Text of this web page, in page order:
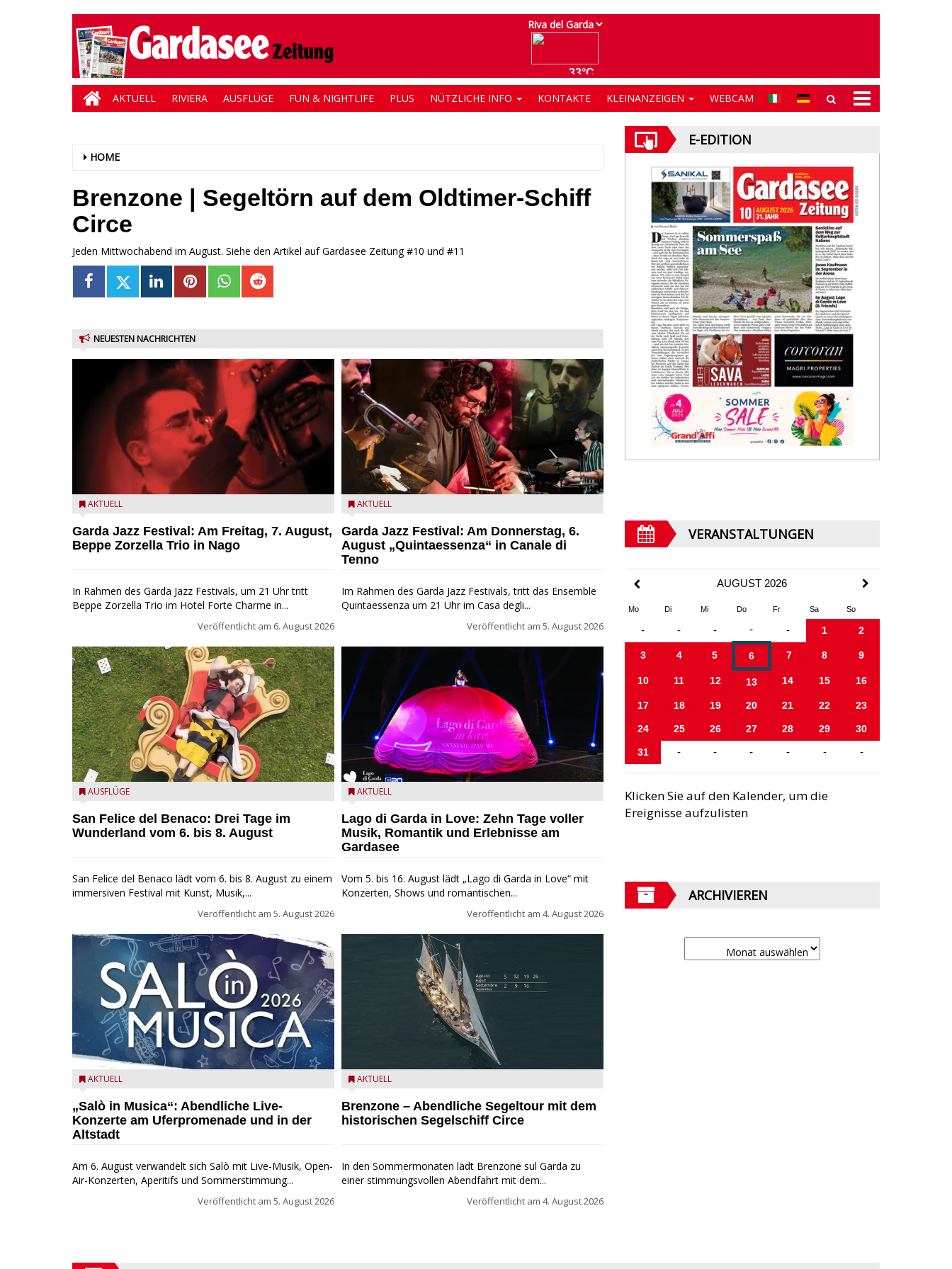
AKTUELL RIVIERA AUSFLÜGE FUN & NIGHTLIFE PLUS NÜTZLICHE INFO KONTAKTE KLEINANZEIGEN WEBCAM
HOME
Brenzone | Segeltörn auf dem Oldtimer-Schiff
Circe
Jeden Mittwochabend im August. Siehe den Artikel auf Gardasee Zeitung #10 und #11
NEUESTEN NACHRICHTEN
Beppe Zorzella Trio zu Gast beim Garda Jazz Festival
AKTUELL
Garda Jazz Festival: Am Freitag, 7. August,
Beppe Zorzella Trio in Nago
In Rahmen des Garda Jazz Festivals, um 21 Uhr tritt
Beppe Zorzella Trio im Hotel Forte Charme in...
Veröffentlicht am 6. August 2026
San Felice del Benaco: Drei Tage im Wunderland
AUSFLÜGE
San Felice del Benaco: Drei Tage im
Wunderland vom 6. bis 8. August
San Felice del Benaco lädt vom 6. bis 8. August zu einem
immersiven Festival mit Kunst, Musik,...
Veröffentlicht am 5. August 2026
Salò in Musica 2026
AKTUELL
„Salò in Musica“: Abendliche Live-
Konzerte am Uferpromenade und in der
Altstadt
Am 6. August verwandelt sich Salò mit Live-Musik, Open-
Air-Konzerten, Aperitifs und Sommerstimmung...
Veröffentlicht am 5. August 2026
Das Ensemble Quintaessenza zu Gast beim Garda Jazz
AKTUELL
Garda Jazz Festival: Am Donnerstag, 6.
August „Quintaessenza“ in Canale di
Tenno
Im Rahmen des Garda Jazz Festivals, tritt das Ensemble
Quintaessenza um 21 Uhr im Casa degli...
Veröffentlicht am 5. August 2026
Lago di Garda in Love
AKTUELL
Lago di Garda in Love: Zehn Tage voller
Musik, Romantik und Erlebnisse am
Gardasee
Vom 5. bis 16. August lädt „Lago di Garda in Love“ mit
Konzerten, Shows und romantischen...
Veröffentlicht am 4. August 2026
Mit dem historischen Segelschiff Circe auf dem
AKTUELL
Brenzone – Abendliche Segeltour mit dem
historischen Segelschiff Circe
In den Sommermonaten lädt Brenzone sul Garda zu
einer stimmungsvollen Abendfahrt mit dem...
Veröffentlicht am 4. August 2026
E-EDITION
VERANSTALTUNGEN
AUGUST 2026
Mo Di Mi Do Fr Sa So
- - - - - 1 2
3 4 5 6 7 8 9
10 11 12 13 14 15 16
17 18 19 20 21 22 23
24 25 26 27 28 29 30
31 - - - - - -
Klicken Sie auf den Kalender, um die
Ereignisse aufzulisten
ARCHIVIEREN